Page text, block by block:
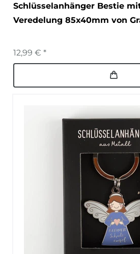
Schlüsselanhänger Bestie
Veredelung 85x40mm von
12,99 € *